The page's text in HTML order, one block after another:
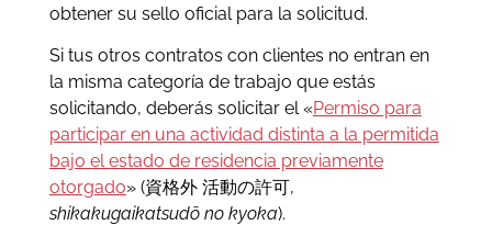
obtener su sello oficial para la solicitud.
Si tus otros contratos con clientes no entran en
la misma categoría de trabajo que estás
solicitando, deberás solicitar el «Permiso para
participar en una actividad distinta a la permitida
bajo el estado de residencia previamente
otorgado» (資格外 活動の許可,
shikakugaikatsudō no kyoka).